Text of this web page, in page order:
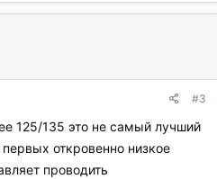
#3
125/135 это не самый лучший
откровенно низкое
проводить